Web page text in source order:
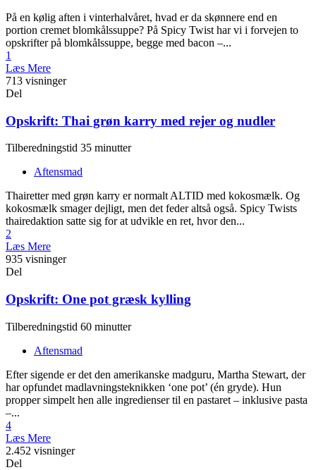
På en kølig aften i vinterhalvåret, hvad er da skønnere end en
portion cremet blomkålssuppe? På Spicy Twist har vi i forvejen to
opskrifter på blomkålssuppe, begge med bacon –...
1
Læs Mere
713 visninger
Del
Opskrift: Thai grøn karry med rejer og nudler
Tilberedningstid 35 minutter
Aftensmad
Thairetter med grøn karry er normalt ALTID med kokosmælk. Og
kokosmælk smager dejligt, men det feder altså også. Spicy Twists
thairedaktion satte sig for at udvikle en ret, hvor den...
2
Læs Mere
935 visninger
Del
Opskrift: One pot græsk kylling
Tilberedningstid 60 minutter
Aftensmad
Efter sigende er det den amerikanske madguru, Martha Stewart, der
har opfundet madlavningsteknikken ‘one pot’ (én gryde). Hun
propper simpelt hen alle ingredienser til en pastaret – inklusive pasta
–...
4
Læs Mere
2.452 visninger
Del